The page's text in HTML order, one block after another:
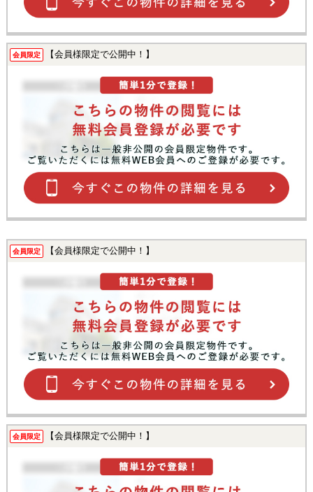
会員限定 【会員様限定で公開中！】
会員限定 【会員様限定で公開中！】
会員限定 【会員様限定で公開中！】